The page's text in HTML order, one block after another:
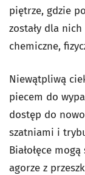
piętrze, gdzie
zostały dla
chemiczne,
Niewątpliwą
piecem do
dostęp do
szatniami i
Białołęce
agorze z